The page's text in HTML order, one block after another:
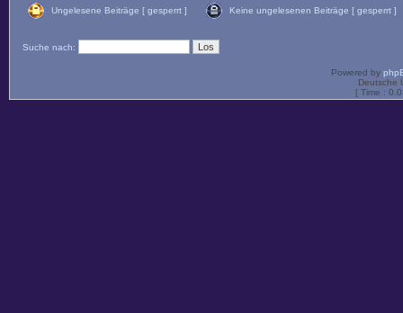
Ungelesene Beiträge [ gesperrt ] Keine ungelesenen Beiträge [ gesperrt ]
Suche nach:
Powered by
Deutsche
[ Time :